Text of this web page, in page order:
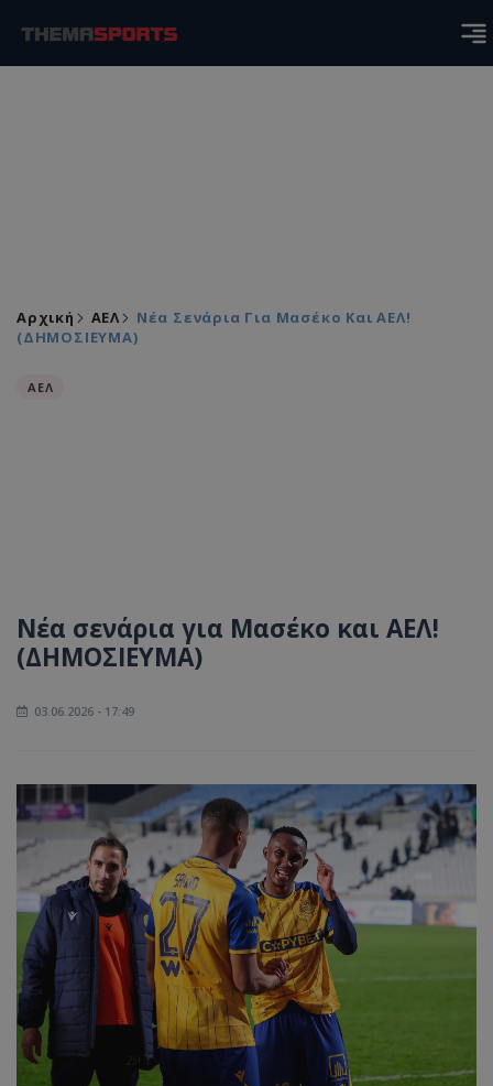
Αρχική ΑΕΛ
Νέα Σενάρια Για Μασέκο Και ΑΕΛ!
(ΔΗΜΟΣΙΕΥΜΑ)
ΑΕΛ
Νέα σενάρια για Μασέκο και ΑΕΛ!
(ΔΗΜΟΣΙΕΥΜΑ)
03.06.2026 - 17:49